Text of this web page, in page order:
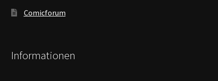
Comicforum
Informationen